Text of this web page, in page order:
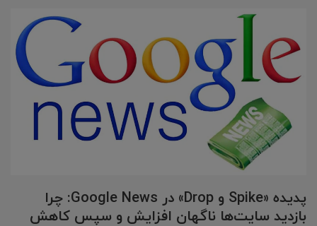
پدیده «Spike و Drop» در Google News: چرا
بازدید سایت‌ها ناگهان افزایش و سپس کاهش